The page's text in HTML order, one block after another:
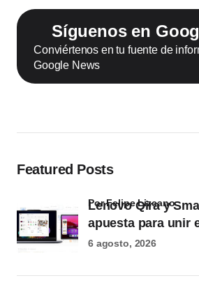
Síguenos en
Conviértenos en tu fuente de
Google News
Featured Posts
Lenovo Qira y
apuesta para unir
por Felipe Lizcano
6 agosto, 2026